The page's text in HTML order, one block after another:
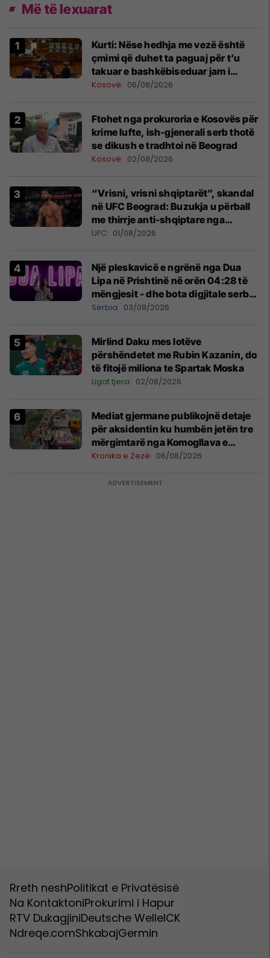
Më të lexuarat
Kurti: Nëse hedhja me vezë është
çmimi që duhet ta paguaj për t’u
takuar e bashkëbiseduar jam i
lumtur ta bëj këtë
Kosovë 06/08/2026
Ftohet nga prokuroria e Kosovës për
krime lufte, ish-gjenerali serb thotë
se dikush e tradhtoi në Beograd
Kosovë 02/08/2026
“Vrisni, vrisni shqiptarët”, skandal
në UFC Beograd: Buzukja u përball
me thirrje anti-shqiptare nga
tribunat
UFC 01/08/2026
Një pleskavicë e ngrënë nga Dua
Lipa në Prishtinë në orën 04:28 të
mëngjesit - dhe bota digjitale serbe
shpall gjendjen e luftës
Serbia 03/08/2026
Mirlind Daku mes lotëve
përshëndetet me Rubin Kazanin, do
të fitojë miliona te Spartak Moska
Ligat tjera 02/08/2026
Mediat gjermane publikojnë detaje
për aksidentin ku humbën jetën tre
mërgimtarë nga Komogllava e
Ferizajt
Kronika e Zezë 06/08/2026
Rreth neshPolitikat e Privatësisë
Na KontaktoniProkurimi i Hapur
RTV DukagjiniDeutsche WelleICK
Ndreqe.comShkabajGermin